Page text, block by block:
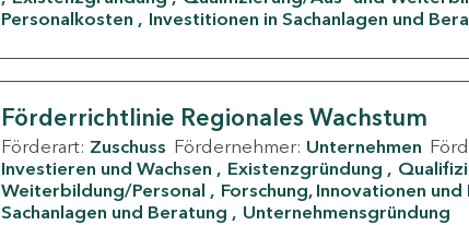
Personalkosten
Investitionen in Sachanlagen und
Förderrichtlinie Regionales Wachstum
Förderart: Zuschuss Fördernehmer: Unternehmen
Investieren und Wachsen
Existenzgründung
Weiterbildung/Personal
Forschung, Innovationen
Sachanlagen und Beratung
Unternehmensgründung